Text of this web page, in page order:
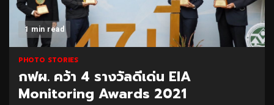
1 min read
PHOTO STORIES
กฟผ. คว้า 4 รางวัลดีเด่น EIA
Monitoring Awards 2021